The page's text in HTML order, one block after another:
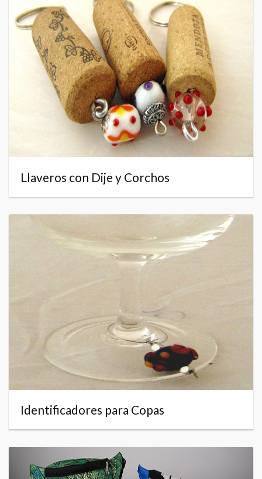
Llaveros con Dije y Corchos
Identificadores para Copas